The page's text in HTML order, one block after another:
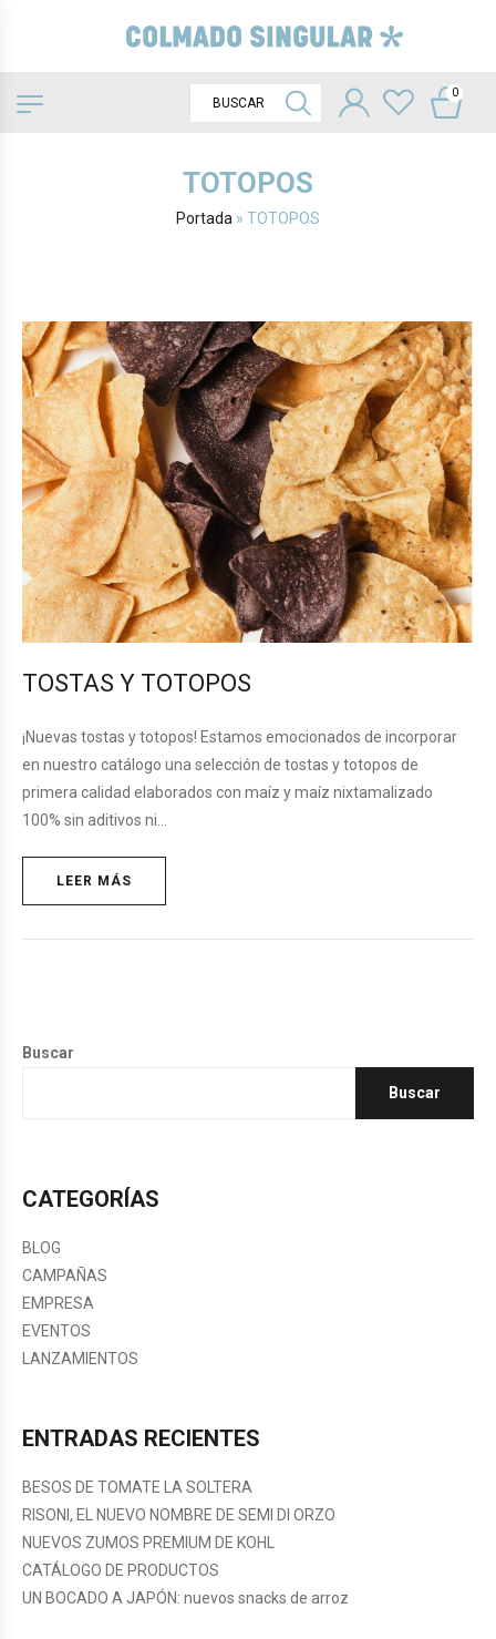
0
TOTOPOS
Portada » TOTOPOS
Buscar
Buscar
CATEGORÍAS
BLOG
CAMPAÑAS
EMPRESA
EVENTOS
LANZAMIENTOS
ENTRADAS RECIENTES
BESOS DE TOMATE LA SOLTERA
RISONI, EL NUEVO NOMBRE DE SEMI DI ORZO
NUEVOS ZUMOS PREMIUM DE KOHL
CATÁLOGO DE PRODUCTOS
UN BOCADO A JAPÓN: nuevos snacks de arroz
TOSTAS Y TOTOPOS
¡Nuevas tostas y totopos! Estamos emocionados de incorporar
en nuestro catálogo una selección de tostas y totopos de
primera calidad elaborados con maíz y maíz nixtamalizado
100% sin aditivos ni…
LEER MÁS